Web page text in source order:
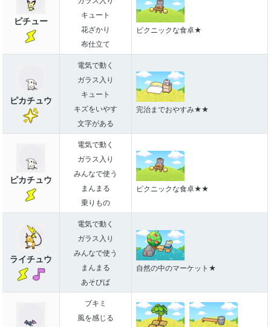
ピチュー
キュート
花ざかり
布仕立て
ピクニックな食卓★
ピカチュウ
電気で動く
ガラス入り
キュート
キズをいやす
文字がある
完治までおやすみ★★
ピカチュウ
電気で動く
ガラス入り
みんなで使う
まんまる
乗りもの
ピクニックな食卓★★
ライチュウ
電気で動く
ガラス入り
みんなで使う
まんまる
あそびば
自然の中のマーケット★
ブキミ
風を感じる